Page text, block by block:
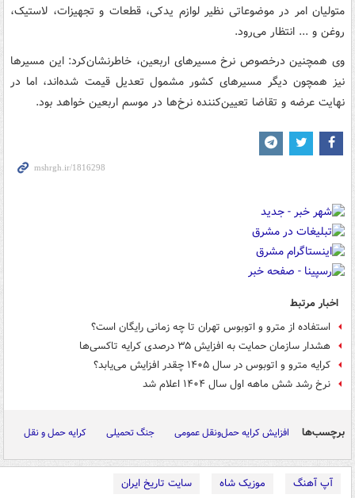
متولیان امر در موضوعاتی نظیر لوازم یدکی، قطعات و تجهیزات، لاستیک،
روغن و ... انتظار می‌رود.
وی همچنین درخصوص نرخ مسیرهای اربعین، خاطرنشان‌کرد: این مسیرها
نیز همچون دیگر مسیرهای کشور مشمول تعدیل قیمت شده‌اند، اما در
نهایت عرضه و تقاضا تعیین‌کننده نرخ‌ها در موسم اربعین خواهد بود.
اخبار مرتبط
استفاده از مترو و اتوبوس تهران تا چه زمانی رایگان است؟
هشدار سازمان حمایت به افزایش ۳۵ درصدی کرایه تاکسی‌ها
کرایه مترو و اتوبوس در سال ۱۴۰۵ چقدر افزایش می‌یابد؟
نرخ رشد شش ماهه اول سال ۱۴۰۴ اعلام شد
برچسب‌ها افزایش کرایه حمل‌ونقل عمومی جنگ تحمیلی کرایه حمل و نقل
آپ آهنگ موزیک شاه
سایت تاریخ ایران